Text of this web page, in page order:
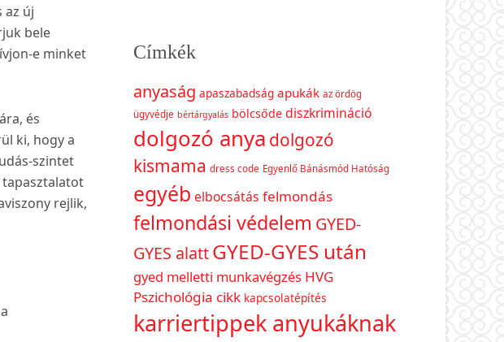
az új
bele
e minket
és
ki, hogy a
szintet
tapasztalatot
rejlik,
Címkék
anyaság apaszabadság apukák az ördög
ügyvédje bértárgyalás bölcsőde diszkrimináció
dolgozó anya dolgozó
kismama dress code Egyenlő Bánásmód Hatóság
egyéb elbocsátás felmondás
felmondási védelem GYED-
GYES alattGYED-GYES után
gyed melletti munkavégzés HVG
Pszichológia cikk kapcsolatépítés
karriertippek anyukáknak